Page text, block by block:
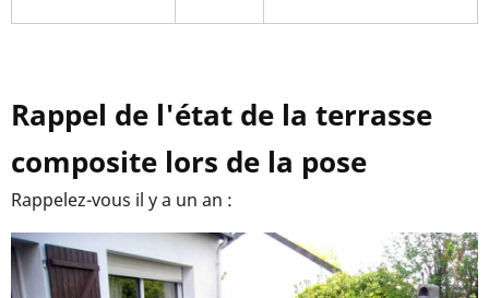
Rappel de l'état de la terrasse
composite lors de la pose
Rappelez-vous il y a un an :